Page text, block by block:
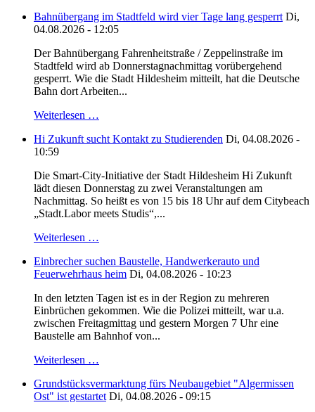
Bahnübergang im Stadtfeld wird vier Tage lang gesperrt Di,
04.08.2026 - 12:05
Der Bahnübergang Fahrenheitstraße / Zeppelinstraße im
Stadtfeld wird ab Donnerstagnachmittag vorübergehend
gesperrt. Wie die Stadt Hildesheim mitteilt, hat die Deutsche
Bahn dort Arbeiten...
Weiterlesen …
Hi Zukunft sucht Kontakt zu Studierenden Di, 04.08.2026 -
10:59
Die Smart-City-Initiative der Stadt Hildesheim Hi Zukunft
lädt diesen Donnerstag zu zwei Veranstaltungen am
Nachmittag. So heißt es von 15 bis 18 Uhr auf dem Citybeach
„Stadt.Labor meets Studis“,...
Weiterlesen …
Einbrecher suchen Baustelle, Handwerkerauto und
Feuerwehrhaus heim Di, 04.08.2026 - 10:23
In den letzten Tagen ist es in der Region zu mehreren
Einbrüchen gekommen. Wie die Polizei mitteilt, war u.a.
zwischen Freitagmittag und gestern Morgen 7 Uhr eine
Baustelle am Bahnhof von...
Weiterlesen …
Grundstücksvermarktung fürs Neubaugebiet "Algermissen
Ost" ist gestartet Di, 04.08.2026 - 09:15